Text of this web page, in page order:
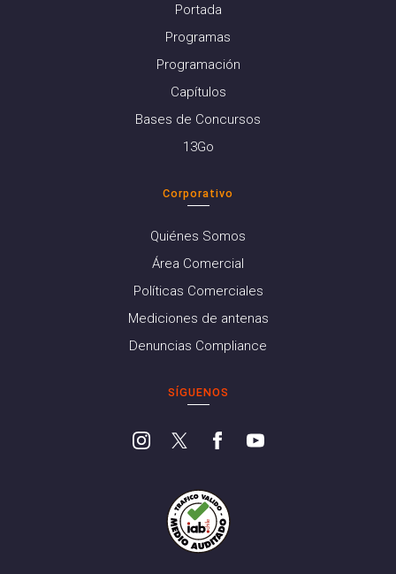
Portada
Programas
Programación
Capítulos
Bases de Concursos
13Go
Corporativo
Quiénes Somos
Área Comercial
Políticas Comerciales
Mediciones de antenas
Denuncias Compliance
SÍGUENOS